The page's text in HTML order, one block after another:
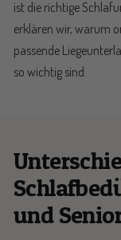
ist die richtige
erklären wir, warum
passende
so wichtig sind.
und